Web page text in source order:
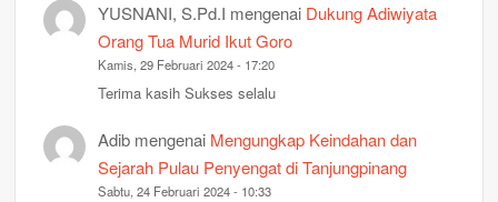
YUSNANI, S.Pd.I mengenai Dukung Adiwiyata
Orang Tua Murid Ikut Goro
Kamis, 29 Februari 2024 - 17:20
Terima kasih Sukses selalu
Adib mengenai Mengungkap Keindahan dan
Sejarah Pulau Penyengat di Tanjungpinang
Sabtu, 24 Februari 2024 - 10:33